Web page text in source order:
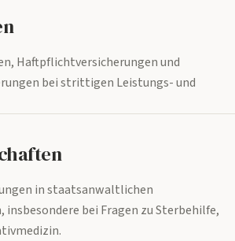
Haftpflichtversicherungen und
bei strittigen Leistungs- und
in staatsanwaltlichen
bei Fragen zu Sterbehilfe,